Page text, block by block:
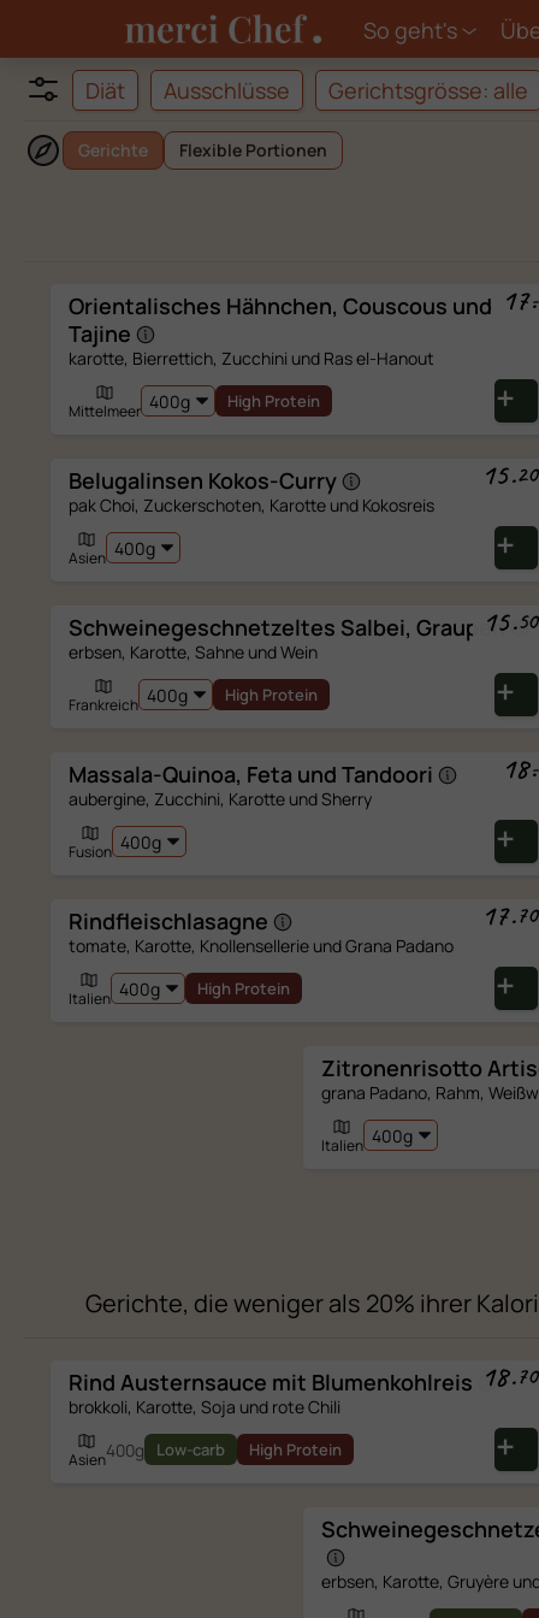
So geht's
Diät Ausschlüsse Gerichtsgrösse: alle
Gerichte Flexible Portionen
17.
-
Orientalisches Hähnchen, Couscous und
Tajine
karotte, Bierrettich, Zucchini und Ras el-Hanout
Mittelmeer High Protein
15.20
Belugalinsen Kokos-Curry
pak Choi, Zuckerschoten, Karotte und Kokosreis
Asien
15.50
Schweinegeschnetzeltes Salbei, Graupen
erbsen, Karotte, Sahne und Wein
Frankreich High Protein
18.
-
Massala-Quinoa, Feta und Tandoori
aubergine, Zucchini, Karotte und Sherry
Fusion
17.70
Rindfleischlasagne
tomate, Karotte, Knollensellerie und Grana Padano
Italien High Protein
Zitronenrisotto
grana Padano, Rahm,
Italien
Gerichte, die weniger als 20% ihrer
18.70
Rind Austernsauce mit Blumenkohlreis
brokkoli, Karotte, Soja und rote Chili
Asien400g Low-carb High Protein
erbsen, Karotte, Gruyère
NUR DIE